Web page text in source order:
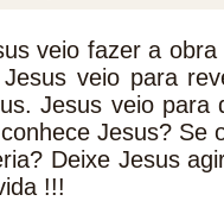
veio fazer a
veio para
Jesus veio para
Jesus? Se
Deixe Jesus
!!!